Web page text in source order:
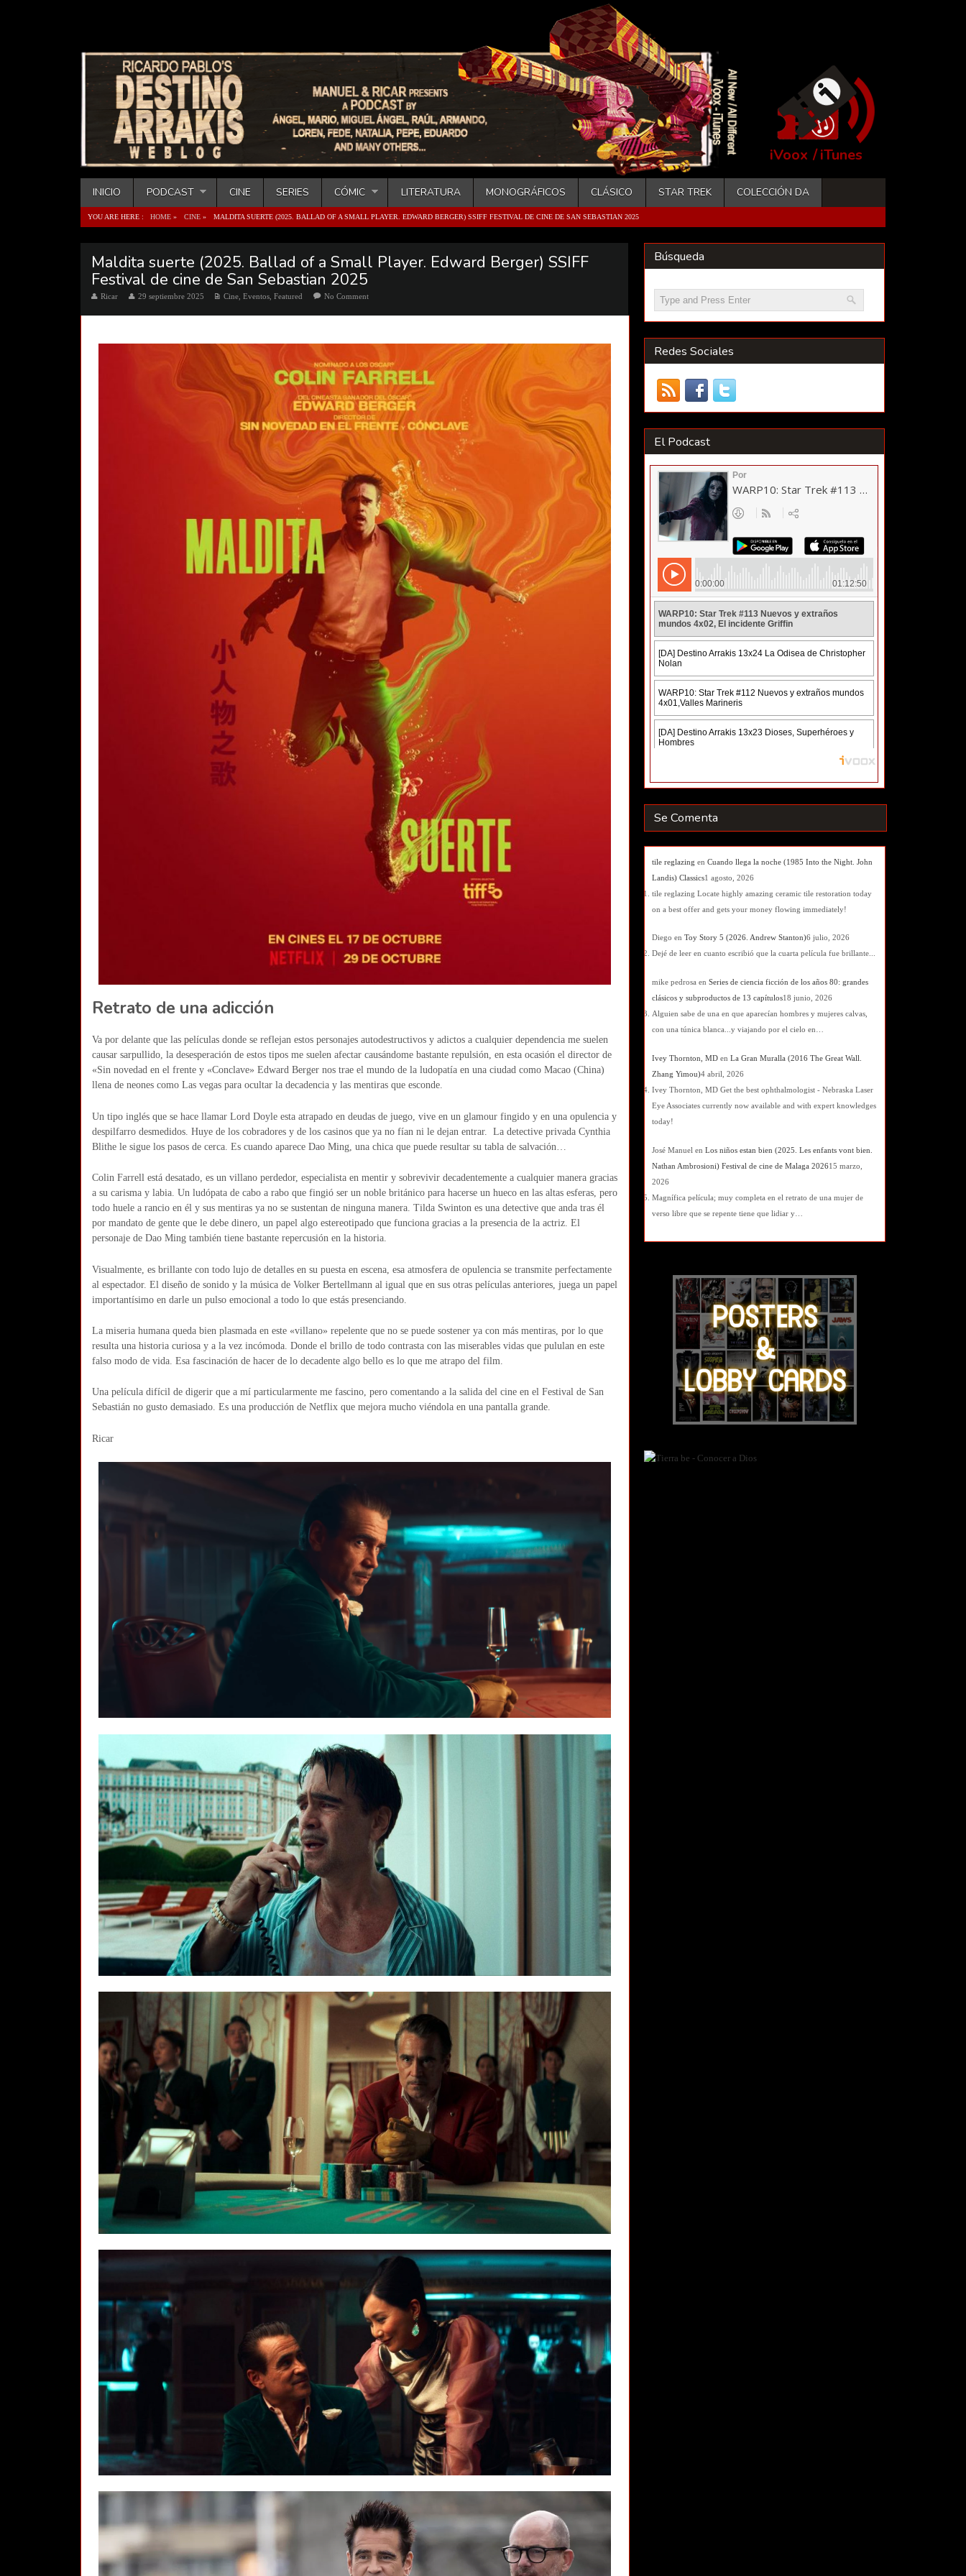
iVoox /iTunes
INICIO PODCAST CINE SERIES CÓMIC LITERATURA MONOGRÁFICOS CLÁSICO STAR TREK COLECCIÓN DA
YOU ARE HERE : HOME » CINE» MALDITA SUERTE (2025. BALLAD OF A SMALL PLAYER. EDWARD BERGER) SSIFF FESTIVAL DE CINE DE SAN SEBASTIAN 2025
Maldita suerte (2025. Ballad of a Small Player. Edward Berger) SSIFF
Festival de cine de San Sebastian 2025
Ricar 29 septiembre 2025 Cine ,Eventos ,Featured No Comment
Retrato de una adicción
Va por delante que las películas donde se reflejan estos personajes autodestructivos y adictos a cualquier dependencia me suelen
causar sarpullido, la desesperación de estos tipos me suelen afectar causándome bastante repulsión, en esta ocasión el director de
«Sin novedad en el frente y «Conclave» Edward Berger nos trae el mundo de la ludopatía en una ciudad como Macao (China)
llena de neones como Las vegas para ocultar la decadencia y las mentiras que esconde.
Un tipo inglés que se hace llamar Lord Doyle esta atrapado en deudas de juego, vive en un glamour fingido y en una opulencia y
despilfarro desmedidos. Huye de los cobradores y de los casinos que ya no fían ni le dejan entrar. La detective privada Cynthia
Blithe le sigue los pasos de cerca. Es cuando aparece Dao Ming, una chica que puede resultar su tabla de salvación…
Colin Farrell está desatado, es un villano perdedor, especialista en mentir y sobrevivir decadentemente a cualquier manera gracias
a su carisma y labia. Un ludópata de cabo a rabo que fingió ser un noble británico para hacerse un hueco en las altas esferas, pero
todo huele a rancio en él y sus mentiras ya no se sustentan de ninguna manera. Tilda Swinton es una detective que anda tras él
por mandato de gente que le debe dinero, un papel algo estereotipado que funciona gracias a la presencia de la actriz. El
personaje de Dao Ming también tiene bastante repercusión en la historia.
Visualmente, es brillante con todo lujo de detalles en su puesta en escena, esa atmosfera de opulencia se transmite perfectamente
al espectador. El diseño de sonido y la música de Volker Bertellmann al igual que en sus otras películas anteriores, juega un papel
importantísimo en darle un pulso emocional a todo lo que estás presenciando.
La miseria humana queda bien plasmada en este «villano» repelente que no se puede sostener ya con más mentiras, por lo que
resulta una historia curiosa y a la vez incómoda. Donde el brillo de todo contrasta con las miserables vidas que pululan en este
falso modo de vida. Esa fascinación de hacer de lo decadente algo bello es lo que me atrapo del film.
Una película difícil de digerir que a mí particularmente me fascino, pero comentando a la salida del cine en el Festival de San
Sebastián no gusto demasiado. Es una producción de Netflix que mejora mucho viéndola en una pantalla grande.
Ricar
Búsqueda
Redes Sociales
El Podcast
Se Comenta
tile reglazing en Cuando llega la noche (1985 Into the Night. John
Landis) Classics1 agosto, 2026
tile reglazing Locate highly amazing ceramic tile restoration today
on a best offer and gets your money flowing immediately!
Diego en Toy Story 5 (2026. Andrew Stanton)6 julio, 2026
Dejé de leer en cuanto escribió que la cuarta película fue brillante...
mike pedrosa en Series de ciencia ficción de los años 80: grandes
clásicos y subproductos de 13 capítulos18 junio, 2026
Alguien sabe de una en que aparecían hombres y mujeres calvas,
con una túnica blanca...y viajando por el cielo en…
Ivey Thornton, MD en La Gran Muralla (2016 The Great Wall.
Zhang Yimou)4 abril, 2026
Ivey Thornton, MD Get the best ophthalmologist - Nebraska Laser
Eye Associates currently now available and with expert knowledges
today!
José Manuel en Los niños estan bien (2025. Les enfants vont bien.
Nathan Ambrosioni) Festival de cine de Malaga 202615 marzo,
2026
Magnífica película; muy completa en el retrato de una mujer de
verso libre que se repente tiene que lidiar y…